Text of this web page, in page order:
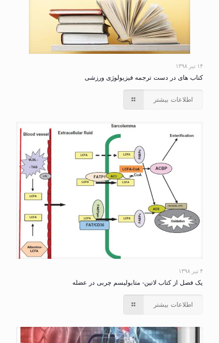
۱۴ تیر ۱۳۹۸
کتاب های در دست ترجمه فیزیولوژی ورزشی
اطلاعات بیشتر
۴ تیر ۱۳۹۸
یک فصل از کتاب لاتین- متابولیسم چربی در عضله
اطلاعات بیشتر